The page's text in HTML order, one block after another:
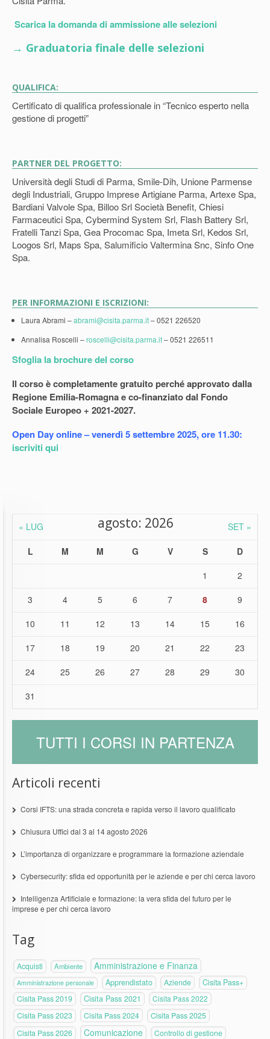
Scarica la domanda di ammissione alle selezioni
→ Graduatoria finale delle selezioni
QUALIFICA:
Certificato di qualifica professionale in “Tecnico esperto nella
gestione di progetti”
PARTNER DEL PROGETTO:
Università degli Studi di Parma, Smile-Dih, Unione Parmense
degli Industriali, Gruppo Imprese Artigiane Parma, Artexe Spa,
Bardiani Valvole Spa, Billoo Srl Società Benefit, Chiesi
Farmaceutici Spa, Cybermind System Srl, Flash Battery Srl,
Fratelli Tanzi Spa, Gea Procomac Spa, Imeta Srl, Kedos Srl,
Loogos Srl, Maps Spa, Salumificio Valtermina Snc, Sinfo One
Spa.
PER INFORMAZIONI E ISCRIZIONI:
Laura Abrami –abrami@cisita.parma.it– 0521 226520
Annalisa Roscelli –roscelli@cisita.parma.it– 0521 226511
Sfoglia la brochure del corso
Il corso è completamente gratuito perché approvato dalla
Regione Emilia-Romagna e co-finanziato dal Fondo
Sociale Europeo + 2021-2027.
Open Day online – venerdì 5 settembre 2025, ore 11.30:
iscriviti qui
« LUG SET »
agosto: 2026
L M M G V S
D
1
2
3
4 5 6 7 8
9
10
11 12 13 14 15
16
17
18 19 20 21 22
23
24
25 26 27 28 29
30
31
TUTTI I CORSI IN PARTENZA
Articoli recenti
Corsi IFTS: una strada concreta e rapida verso il lavoro qualificato
Chiusura Uffici dal 3 al 14 agosto 2026
L’importanza di organizzare e programmare la formazione aziendale
Cybersecurity: sfida ed opportunità per le aziende e per chi cerca lavoro
Intelligenza Artificiale e formazione: la vera sfida del futuro per le
imprese e per chi cerca lavoro
Tag
Acquisti Ambiente Amministrazione e Finanza
Amministrazione personale Apprendistato Aziende
Cisita Pass+
Cisita Pass 2019
Cisita Pass 2021 Cisita Pass 2022
Cisita Pass 2023 Cisita Pass 2024
Cisita Pass 2025
Cisita Pass 2026
Comunicazione Controllo di gestione